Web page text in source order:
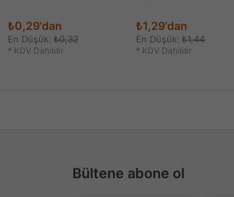
₺0,29'dan
En Düşük: ₺0,32
* KDV Dahildir
₺1,29'dan
En Düşük: ₺1,44
* KDV Dahildir
Bültene abone ol